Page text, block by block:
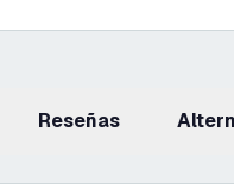
reseñas